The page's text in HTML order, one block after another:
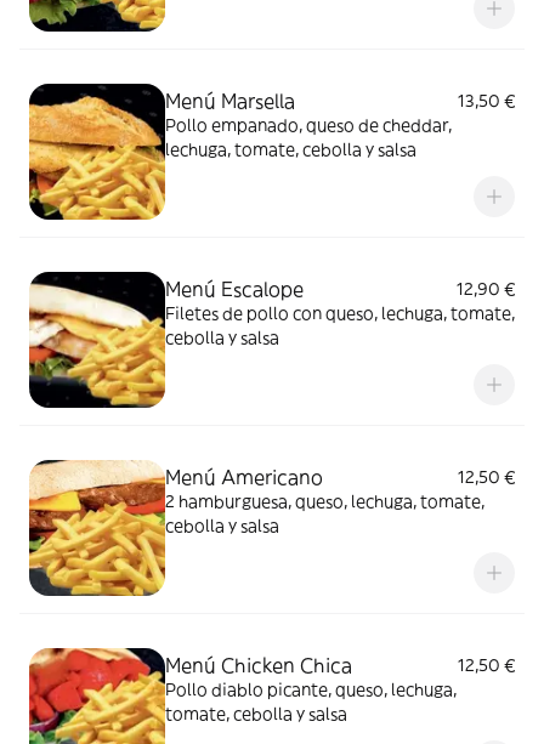
Menú Marsella
13,50 €
Pollo empanado, queso de cheddar,
lechuga, tomate, cebolla y salsa
Menú Escalope
12,90 €
Filetes de pollo con queso, lechuga, tomate,
cebolla y salsa
Menú Americano
12,50 €
2 hamburguesa, queso, lechuga, tomate,
cebolla y salsa
Menú Chicken Chica
12,50 €
Pollo diablo picante, queso, lechuga,
tomate, cebolla y salsa